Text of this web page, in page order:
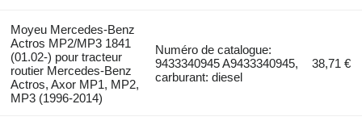
Moyeu Mercedes-Benz
Actros MP2/MP3 1841
(01.02-) pour tracteur
routier Mercedes-Benz
Actros, Axor MP1, MP2,
MP3 (1996-2014)
Numéro de catalogue:
9433340945 A9433340945,
carburant: diesel
38,71 €